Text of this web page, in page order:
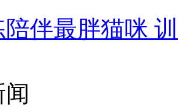
伴最胖猫咪